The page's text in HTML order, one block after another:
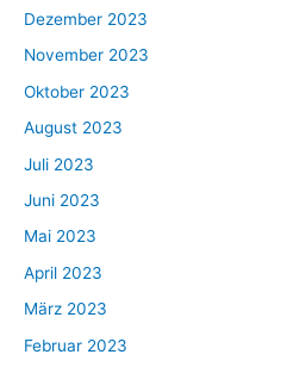
Dezember 2023
November 2023
Oktober 2023
August 2023
Juli 2023
Juni 2023
Mai 2023
April 2023
März 2023
Februar 2023